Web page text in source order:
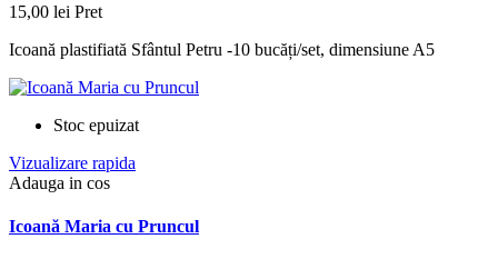
15,00 lei Pret
Icoană plastifiată Sfântul Petru -10 bucăți/set, dimensiune A5
Stoc epuizat
Vizualizare rapida
Adauga in cos
Icoană Maria cu Pruncul